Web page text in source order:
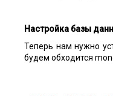
Настройка базы
Теперь нам нужно
будем обходится